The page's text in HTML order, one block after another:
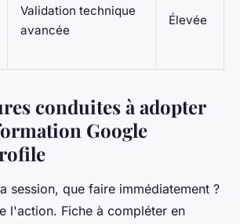
Validation technique
avancée
Élevée
conduites à adopter
Google
session, que faire immédiatement ?
l'action. Fiche à compléter en